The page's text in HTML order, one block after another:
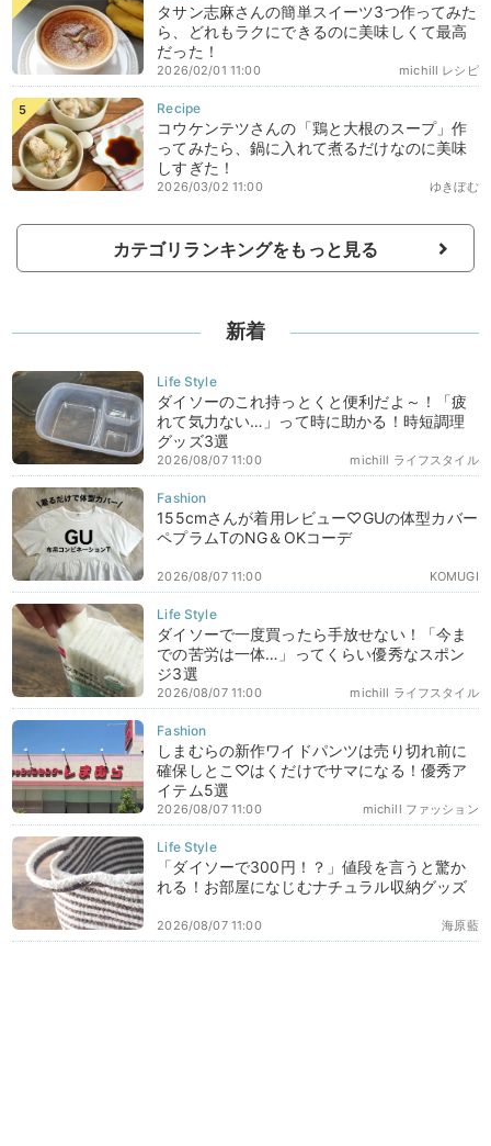
タサン志麻さんの簡単スイーツ3つ作ってみた
ら、どれもラクにできるのに美味しくて最高
だった！
michill レシピ
2026/02/01 11:00
コウケンテツさんの「鶏と大根のスープ」作
ってみたら、鍋に入れて煮るだけなのに美味
しすぎた！
ゆきぼむ
2026/03/02 11:00
カテゴリランキングをもっと見る
新着
ダイソーのこれ持っとくと便利だよ～！「疲
れて気力ない…」って時に助かる！時短調理
グッズ3選
michill ライフスタイル
2026/08/07 11:00
155cmさんが着用レビュー♡GUの体型カバー
ペプラムTのNG＆OKコーデ
KOMUGI
2026/08/07 11:00
ダイソーで一度買ったら手放せない！「今ま
での苦労は一体…」ってくらい優秀なスポン
ジ3選
michill ライフスタイル
2026/08/07 11:00
しまむらの新作ワイドパンツは売り切れ前に
確保しとこ♡はくだけでサマになる！優秀ア
イテム5選
michill ファッション
2026/08/07 11:00
「ダイソーで300円！？」値段を言うと驚か
れる！お部屋になじむナチュラル収納グッズ
海原藍
2026/08/07 11:00